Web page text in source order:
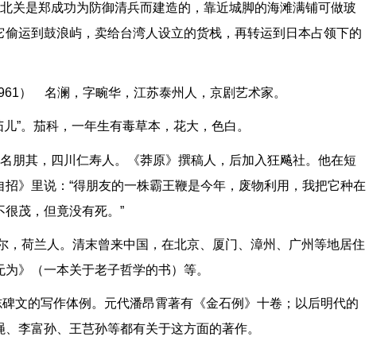
关是郑成功为防御清兵而建造的，靠近城脚的海滩满铺可做玻
运到鼓浪屿，卖给台湾人设立的货栈，再转运到日本占领下的
） 名澜，字畹华，江苏泰州人，京剧艺术家。
”。茄科，一年生有毒草本，花大，色白。
朋其，四川仁寿人。《莽原》撰稿人，后加入狂飚社。他在短
》里说：“得朋友的一株霸王鞭是今年，废物利用，我把它种在
茂，但竟没有死。”
，荷兰人。清末曾来中国，在北京、厦门、漳州、广州等地居住
》（一本关于老子哲学的书）等。
文的写作体例。元代潘昂霄著有《金石例》十卷；以后明代的
李富孙、王芑孙等都有关于这方面的著作。